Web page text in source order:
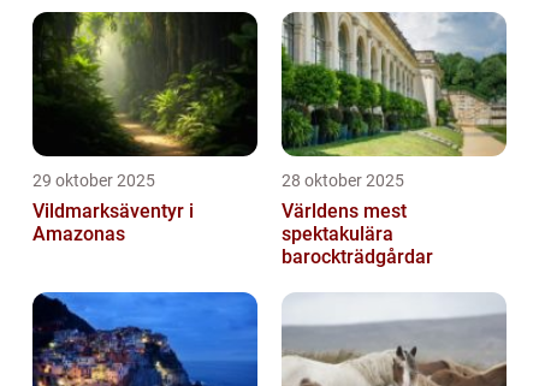
29 oktober 2025
Vildmarksäventyr i
Amazonas
28 oktober 2025
Världens mest
spektakulära
barockträdgårdar